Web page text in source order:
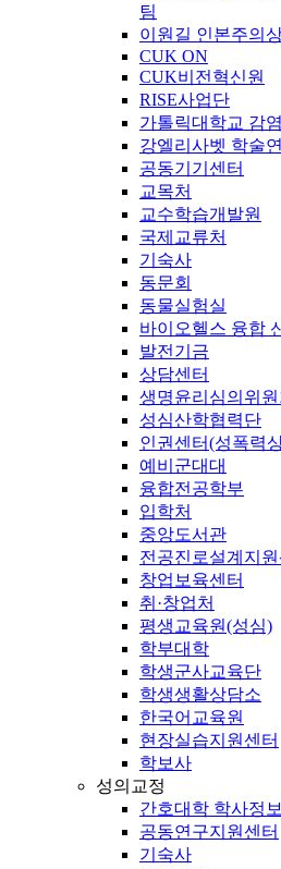
팀
이원길 인본주의
CUK ON
CUK비전혁신원
RISE사업단
가톨릭대학교 감
강엘리사벳 학술
공동기기센터
교목처
교수학습개발원
국제교류처
기숙사
동문회
동물실험실
바이오헬스 융합
발전기금
상담센터
생명윤리심의위
성심산학협력단
인권센터(성폭력
예비군대대
융합전공학부
입학처
중앙도서관
전공진로설계지원
창업보육센터
취·창업처
평생교육원(성심)
학부대학
학생군사교육단
학생생활상담소
한국어교육원
현장실습지원센터
학보사
성의교정
간호대학 학사정보
공동연구지원센터
기숙사